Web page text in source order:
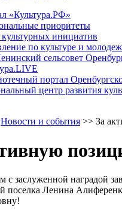
«Культура.РФ»
приоритеты
инициатив
по культуре и
сельсовет
портал
центр развития
Новости и события >> За
с заслуженной наградой
поселка Ленина